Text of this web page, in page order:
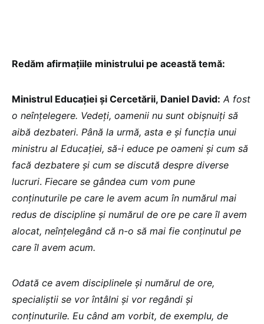
Redăm afirmațiile ministrului pe această temă:
Ministrul Educației și Cercetării, Daniel David: A fost
o neînțelegere. Vedeți, oamenii nu sunt obișnuiți să
aibă dezbateri. Până la urmă, asta e și funcția unui
ministru al Educației, să-i educe pe oameni și cum să
facă dezbatere și cum se discută despre diverse
lucruri. Fiecare se gândea cum vom pune
conținuturile pe care le avem acum în numărul mai
redus de discipline și numărul de ore pe care îl avem
alocat, neînțelegând că n-o să mai fie conținutul pe
care îl avem acum.
Odată ce avem disciplinele și numărul de ore,
specialiștii se vor întâlni și vor regândi și
conținuturile. Eu când am vorbit, de exemplu, de